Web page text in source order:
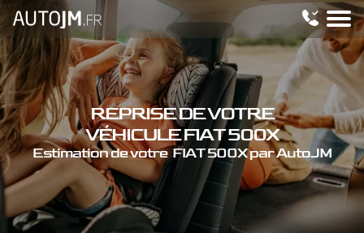
REPRISE DE VOTRE
VÉHICULE FIAT 500X
Estimation de votre FIAT 500X par AutoJM